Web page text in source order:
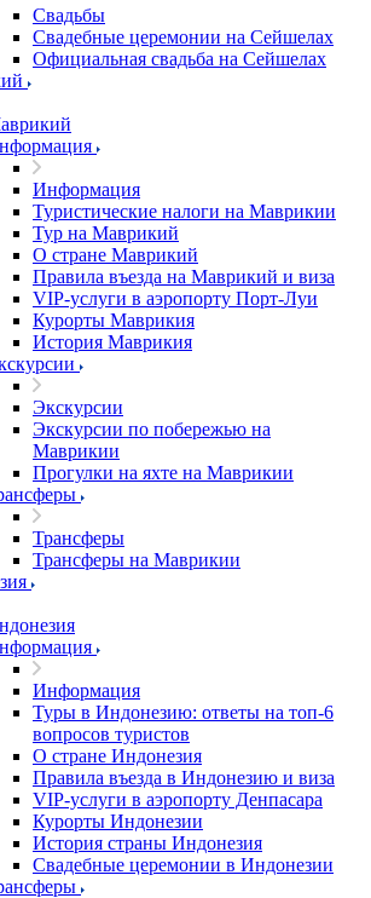
Свадьбы
Свадебные церемонии на Сейшелах
Официальная свадьба на Сейшелах
Информация
Туристические налоги на Маврикии
Тур на Маврикий
О стране Маврикий
Правила въезда на Маврикий и виза
VIP-услуги в аэропорту Порт-Луи
Курорты Маврикия
История Маврикия
Экскурсии
Экскурсии по побережью на
Маврикии
Прогулки на яхте на Маврикии
Трансферы
Трансферы на Маврикии
Информация
Туры в Индонезию: ответы на топ-6
вопросов туристов
О стране Индонезия
Правила въезда в Индонезию и виза
VIP-услуги в аэропорту Денпасара
Курорты Индонезии
История страны Индонезия
Свадебные церемонии в Индонезии